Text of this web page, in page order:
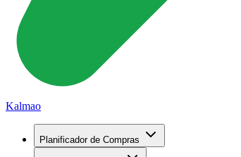
Kalmao
Planificador de Compras